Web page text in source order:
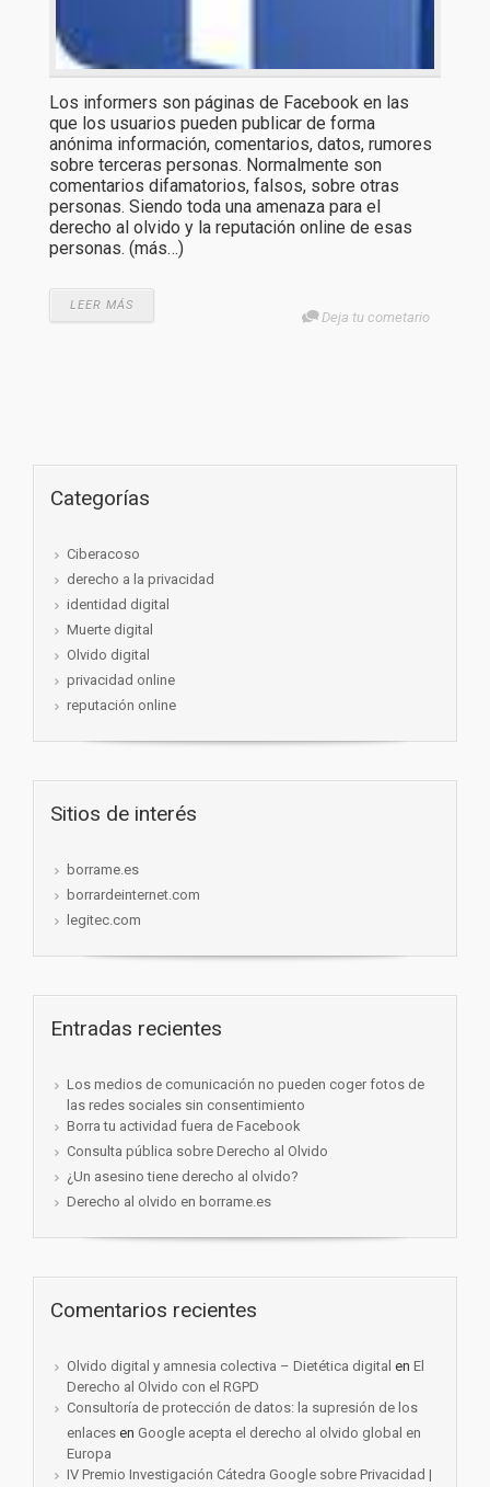
Los informers son páginas de Facebook en las
que los usuarios pueden publicar de forma
anónima información, comentarios, datos, rumores
sobre terceras personas. Normalmente son
comentarios difamatorios, falsos, sobre otras
personas. Siendo toda una amenaza para el
derecho al olvido y la reputación online de esas
personas. (más…)
LEER MÁS
Deja tu cometario
Categorías
Ciberacoso
derecho a la privacidad
identidad digital
Muerte digital
Olvido digital
privacidad online
reputación online
Sitios de interés
borrame.es
borrardeinternet.com
legitec.com
Entradas recientes
Los medios de comunicación no pueden coger fotos de
las redes sociales sin consentimiento
Borra tu actividad fuera de Facebook
Consulta pública sobre Derecho al Olvido
¿Un asesino tiene derecho al olvido?
Derecho al olvido en borrame.es
Comentarios recientes
Olvido digital y amnesia colectiva – Dietética digital en El
Derecho al Olvido con el RGPD
Consultoría de protección de datos: la supresión de los
enlaces en Google acepta el derecho al olvido global en
Europa
IV Premio Investigación Cátedra Google sobre Privacidad |